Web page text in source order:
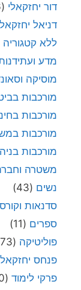
דור יחזקאלי (16)
דניאל
ללא קטגוריה
מדע
מוסיקה
מורכבות
מורכבות
מורכבות
מורכבות
משטרה
נשים (43)
סדנאות
ספרים (11)
פוליטיקה (1,073)
פנחס
פרקי לימוד (90)